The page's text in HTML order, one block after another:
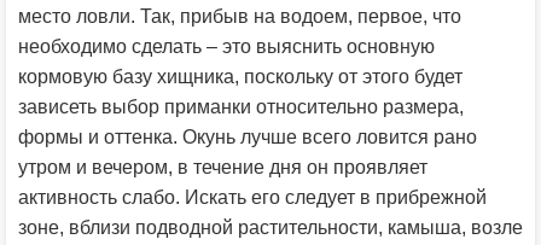
место ловли. Так, прибыв на водоем, первое, что
необходимо сделать – это выяснить основную
кормовую базу хищника, поскольку от этого будет
зависеть выбор приманки относительно размера,
формы и оттенка. Окунь лучше всего ловится рано
утром и вечером, в течение дня он проявляет
активность слабо. Искать его следует в прибрежной
зоне, вблизи подводной растительности, камыша, возле